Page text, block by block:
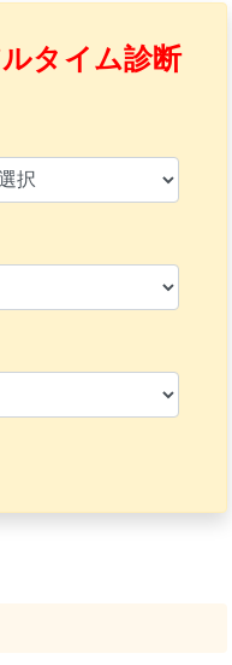
タイム診断